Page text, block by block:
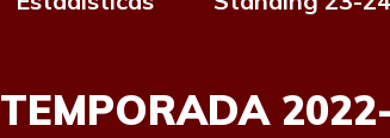
TEMPORADA